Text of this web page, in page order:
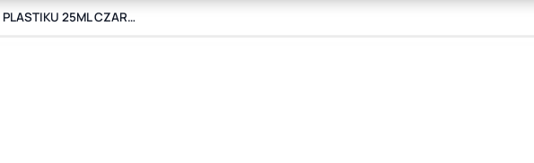
MOJE AUTO KLEJ DO PLASTIKU 25ML CZARNY STRZYKAWKA / MA PROFESSIONAL